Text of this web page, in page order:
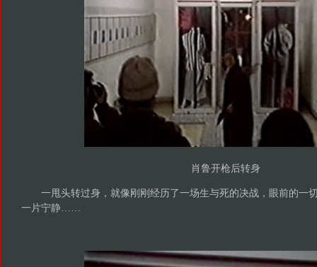
肖鲁开枪后转身
一甩头转过身，就像刚刚经历了一场生与死的决战，眼前的一
一片宁静……